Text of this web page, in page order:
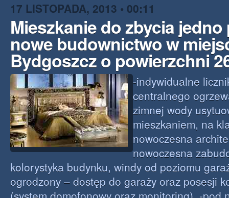
17 LISTOPADA, 2013 • 00:11
Mieszkanie do zbycia
nowe budownictwo w
Bydgoszcz o powierzchni
-indywidualne
centralnego
zimnej wody
mieszkaniem, na
nowoczesna
nowoczesna
kolorystyka budynku, windy od poziomu
ogrodzony – dostęp do garaży oraz posesji